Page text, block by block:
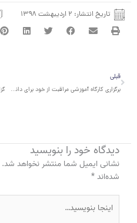
تاریخ انتشار: ۲ اردیبهشت ۱۳۹۸
قبلی
قبلی
برگزاری کارگاه آموزشی مراقبت از خود برای دانش آموزان حامی سمنان
دیدگاه‌ خود را بنویسید
نشانی ایمیل شما منتشر نخواهد شد.
شده‌اند*
بنویسید…